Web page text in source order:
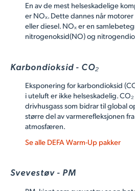
En av de mest helseskadelige
er NOₓ. Dette dannes når
eller diesel. NOₓ er en
nitrogenoksid(NO) og
Karbondioksid - CO₂
Eksponering for karbondioksid
i uteluft er ikke helseskadelig.
drivhusgass som bidrar til global
større del av varmerefleksjonen
atmosfæren.
Se alle DEFA Warm-Up pakker
Svevestøv - PM